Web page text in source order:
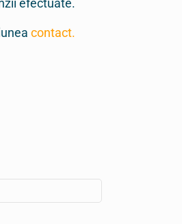
efectuate.
contact.